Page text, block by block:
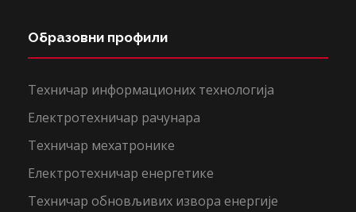
Образовни профили
Техничар информационих технологија
Електротехничар рачунара
Техничар мехатронике
Електротехничар енергетике
Техничар обновљивих извора енергије